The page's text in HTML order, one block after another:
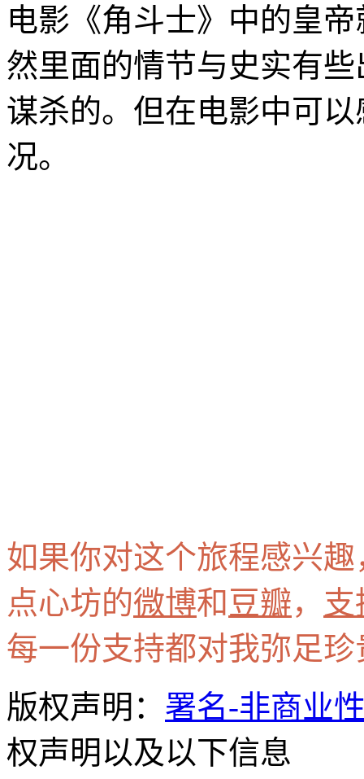
电影《角斗士》中的皇
然里面的情节与史实有
谋杀的。但在电影中可
况。
如果你对这个旅程感兴
点心坊的微博和豆瓣，
每一份支持都对我弥足
版权声明： 署名-非商业
权声明以及以下信息